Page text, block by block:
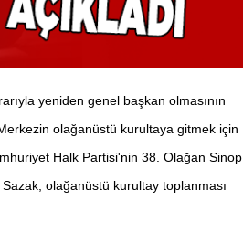
yeniden genel başkan olmasının
olağanüstü kurultaya gitmek için
Halk Partisi'nin 38. Olağan Sinop
olağanüstü kurultay toplanması